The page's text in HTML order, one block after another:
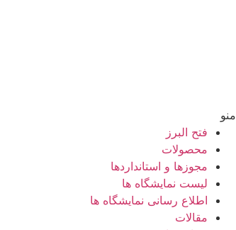
منو
فتح البرز
محصولات
مجوزها و استانداردها
لیست نمایشگاه ها
اطلاع رسانی نمایشگاه ها
مقالات